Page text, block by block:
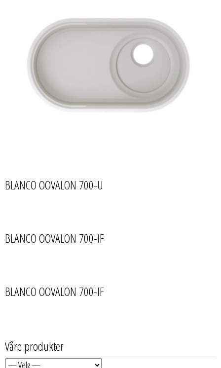
BLANCO OOVALON 700-U
BLANCO OOVALON 700-IF
BLANCO OOVALON 700-IF
Våre produkter